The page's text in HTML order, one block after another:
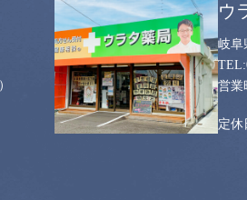
ウ
岐阜